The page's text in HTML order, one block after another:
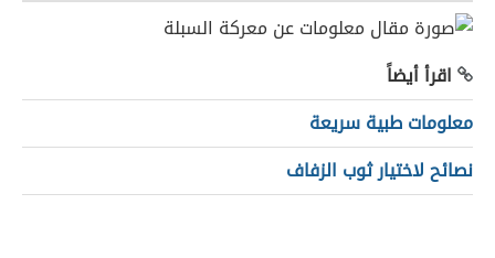
اقرأ أيضاً
معلومات طبية سريعة
نصائح لاختيار ثوب الزفاف